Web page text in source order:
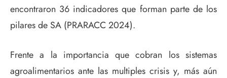
encontraron 36 indicadores que forman parte de los
pilares de SA (PRARACC 2024).
Frente a la importancia que cobran los sistemas
agroalimentarios ante las multiples crisis y, más aún